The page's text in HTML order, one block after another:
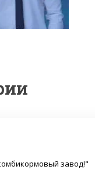
завод!"